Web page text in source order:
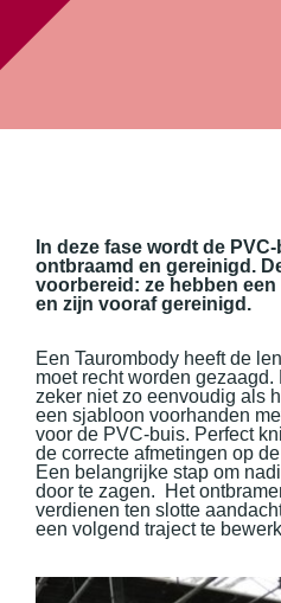
In deze fase wordt de
ontbraamd en gereinigd.
voorbereid: ze hebben
en zijn vooraf gereinigd.
Een Taurombody heeft de
moet recht worden
zeker niet zo eenvoudig als
een sjabloon voorhanden
voor de PVC-buis. Perfect
de correcte afmetingen op
Een belangrijke stap om
door te zagen. Het
verdienen ten slotte
een volgend traject te